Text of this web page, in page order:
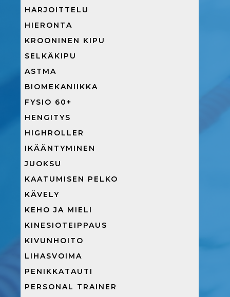
HARJOITTELU
HIERONTA
KROONINEN KIPU
SELKÄKIPU
ASTMA
BIOMEKANIIKKA
FYSIO 60+
HENGITYS
HIGHROLLER
IKÄÄNTYMINEN
JUOKSU
KAATUMISEN PELKO
KÄVELY
KEHO JA MIELI
KINESIOTEIPPAUS
KIVUNHOITO
LIHASVOIMA
PENIKKATAUTI
PERSONAL TRAINER